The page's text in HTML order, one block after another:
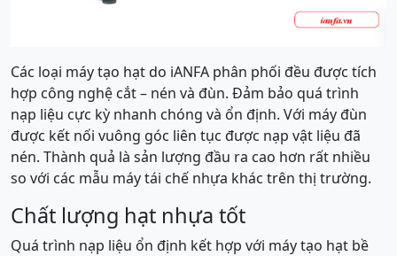
Các loại máy tạo hạt do iANFA phân phối đều được tích
hợp công nghệ cắt – nén và đùn. Đảm bảo quá trình
nạp liệu cực kỳ nhanh chóng và ổn định. Với máy đùn
được kết nối vuông góc liên tục được nạp vật liệu đã
nén. Thành quả là sản lượng đầu ra cao hơn rất nhiều
so với các mẫu máy tái chế nhựa khác trên thị trường.
Chất lượng hạt nhựa tốt
Quá trình nạp liệu ổn định kết hợp với máy tạo hạt bề